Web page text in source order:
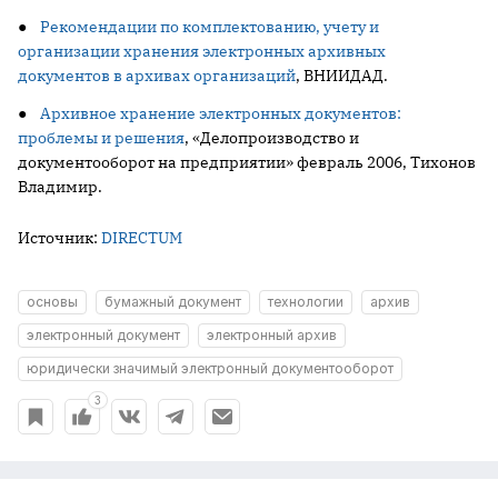
● Рекомендации по комплектованию, учету и
организации хранения электронных архивных
документов в архивах организаций, ВНИИДАД.
● Архивное хранение электронных документов:
проблемы и решения, «Делопроизводство и
документооборот на предприятии» февраль 2006, Тихонов
Владимир.
Источник: DIRECTUM
основы бумажный документ технологии
архив
электронный документ
электронный архив
юридически значимый электронный документооборот
3